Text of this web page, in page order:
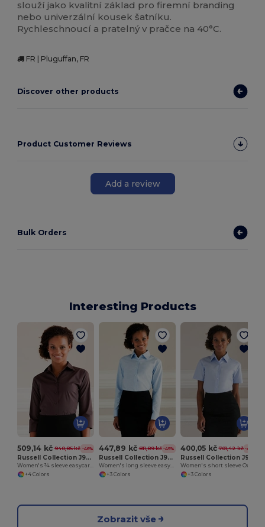
slouží jako kvalitní základ pro firemní branding
nebo univerzální kousek šatníku.
Rychleschnoucí a pratelný v pračce na 40°C.
FR | Pluguffan, FR
Discover other products
Product Customer Reviews
Add a review
Bulk Orders
Interesting Products
509,14 kč 940,85 kč -46%
Russell Collection J946F
Women's ¾ sleeve easycare fitted shirt
+4 Colors
447,89 kč 811,89 kč -45%
Russell Collection J932F
Women's long sleeve easycare Oxford shirt
+3 Colors
400,05 kč 701,42 kč -43%
+3 Colors
Zobrazit vše